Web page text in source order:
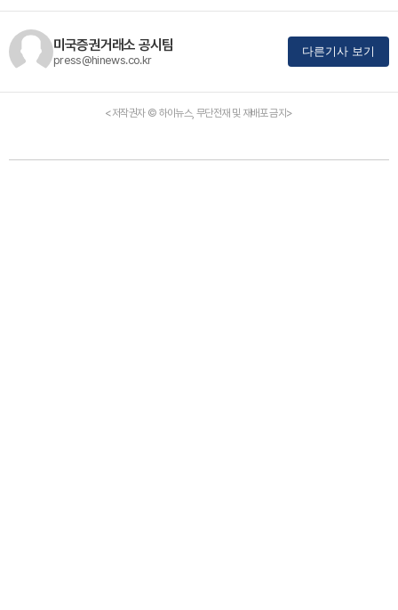
미국증권거래소 공시팀
press@hinews.co.kr
다른기사 보기
<저작권자 © 하이뉴스, 무단전재 및 재배포 금지>